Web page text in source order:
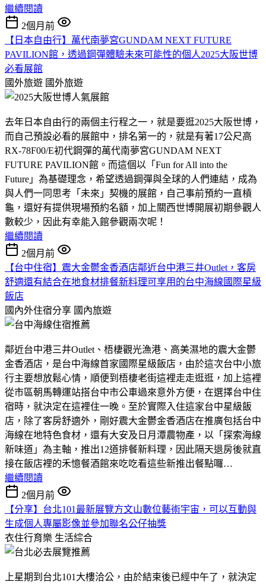
繼續閱讀
2個月前
【日本自由行】萬代南夢宮GUNDAM NEXT FUTURE
PAVILION館，透過鋼彈體驗未來可能性的個人2025大阪世博
必看展館
國外旅遊 國外旅遊
去年日本自由行的兩個主行程之一，就是要逛2025大阪世博，
而自己預設必看的展館中，排名第一的，就是有著17公尺高
RX-78F00/E初代鋼彈的萬代南夢宮GUNDAM NEXT
FUTURE PAVILION館。而這個以「Fun for All into the
Future」為基礎理念，希望透過鋼彈與全球的人們連結，成為
與人們一同思考「未來」契機的展館，自己事前預約一直槓
龜，還好有提供現場預約名額，加上關西世博開展初期參觀人
數較少，因此有幸能入館參觀兩次呢！
繼續閱讀
2個月前
【台中住宿】震大金鬱金香酒店鄰近台中港三井Outlet，客房
舒適還有結合在地食材排餐新料理可享用的台中海線國際星級
飯店
國內外住宿分享 國內旅遊
鄰近台中港三井Outlet、梧棲觀光漁港、高美濕地的震大金鬱
金香酒店，是台中海線首家國際星級飯店，由於這次台中小旅
行主要想放鬆心情，順便到梧棲老街這裡走走逛逛，加上這裡
從市區朝馬轉運站搭台中市公車過來意外方便，在選擇台中住
宿時，就決定在這裡住一晚。至於實際入住這家台中星級飯
店，除了客房舒適外，剛好震大金鬱金香酒店在推廣包括台中
海線在地特色食材，還有大安及日月潭農物產，以「探索海線
新味道」為主軸，推出12道排餐新料理，因此隔天退房後就直
接在飯店裡的禾憶餐酒館來吃吃看這些新推出餐點囉…
繼續閱讀
2個月前
【分享】台北101最新展覽方文山數位藝術宇宙，可以互動與
生成個人專屬影像並參加聯名公仔抽獎
衣住行育樂 生活綜合
上星期到台北101大樓洽公，由於結束後已經中午了，就決定